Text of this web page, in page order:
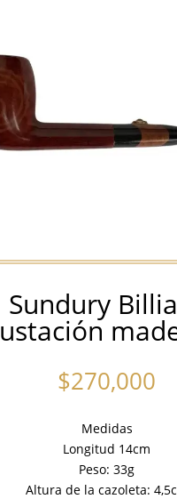
Sundury
$270,000
Medidas
Longitud 14cm
Peso: 33g
Altura de la cazoleta: